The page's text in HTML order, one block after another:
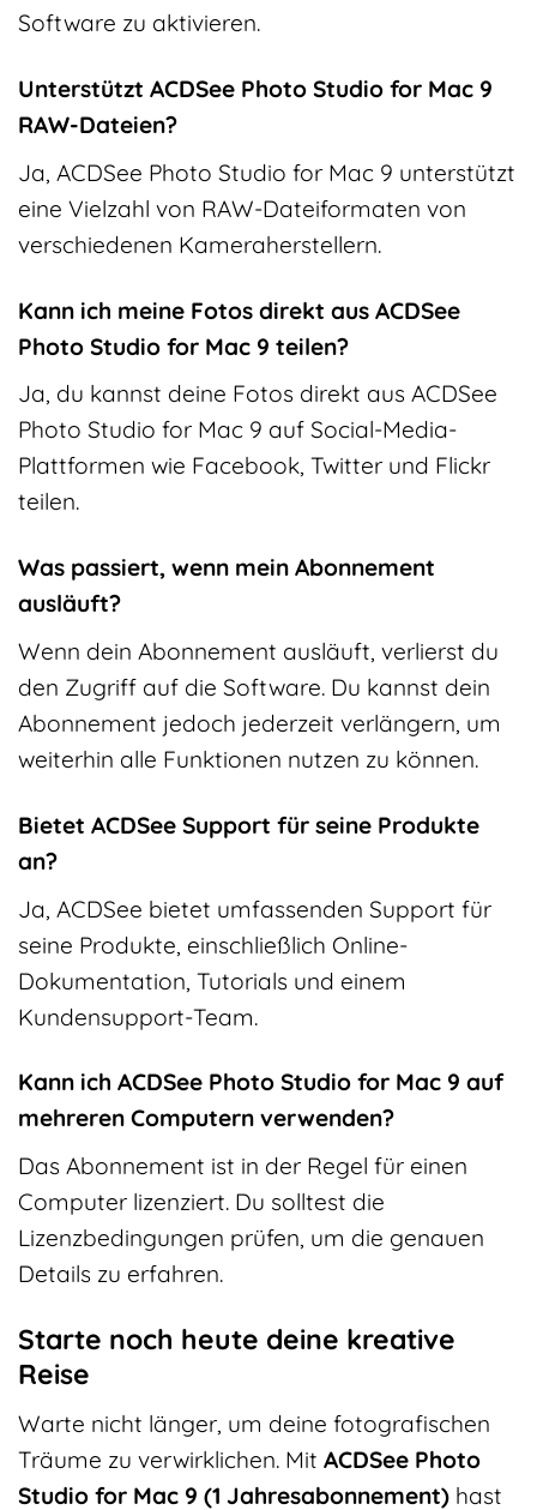
Software zu aktivieren.
Unterstützt ACDSee Photo Studio for Mac 9
RAW-Dateien?
Ja, ACDSee Photo Studio for Mac 9 unterstützt
eine Vielzahl von RAW-Dateiformaten von
verschiedenen Kameraherstellern.
Kann ich meine Fotos direkt aus ACDSee
Photo Studio for Mac 9 teilen?
Ja, du kannst deine Fotos direkt aus ACDSee
Photo Studio for Mac 9 auf Social-Media-
Plattformen wie Facebook, Twitter und Flickr
teilen.
Was passiert, wenn mein Abonnement
ausläuft?
Wenn dein Abonnement ausläuft, verlierst du
den Zugriff auf die Software. Du kannst dein
Abonnement jedoch jederzeit verlängern, um
weiterhin alle Funktionen nutzen zu können.
Bietet ACDSee Support für seine Produkte
an?
Ja, ACDSee bietet umfassenden Support für
seine Produkte, einschließlich Online-
Dokumentation, Tutorials und einem
Kundensupport-Team.
Kann ich ACDSee Photo Studio for Mac 9 auf
mehreren Computern verwenden?
Das Abonnement ist in der Regel für einen
Computer lizenziert. Du solltest die
Lizenzbedingungen prüfen, um die genauen
Details zu erfahren.
Starte noch heute deine kreative
Reise
Warte nicht länger, um deine fotografischen
Träume zu verwirklichen. Mit ACDSee Photo
Studio for Mac 9 (1 Jahresabonnement) hast